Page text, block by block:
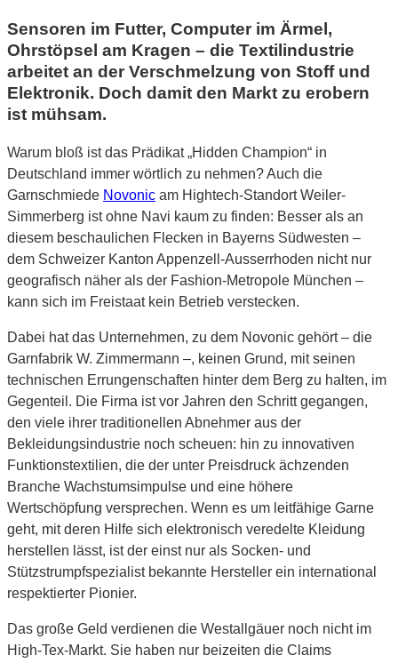
Sensoren im Futter, Computer im Ärmel,
Ohrstöpsel am Kragen – die Textilindustrie
arbeitet an der Verschmelzung von Stoff und
Elektronik. Doch damit den Markt zu erobern
ist mühsam.
Warum bloß ist das Prädikat „Hidden Champion“ in
Deutschland immer wörtlich zu nehmen? Auch die
Garnschmiede Novonic am Hightech-Standort Weiler-
Simmerberg ist ohne Navi kaum zu finden: Besser als an
diesem beschaulichen Flecken in Bayerns Südwesten –
dem Schweizer Kanton Appenzell-Ausserrhoden nicht nur
geografisch näher als der Fashion-Metropole München –
kann sich im Freistaat kein Betrieb verstecken.
Dabei hat das Unternehmen, zu dem Novonic gehört – die
Garnfabrik W. Zimmermann –, keinen Grund, mit seinen
technischen Errungenschaften hinter dem Berg zu halten, im
Gegenteil. Die Firma ist vor Jahren den Schritt gegangen,
den viele ihrer traditionellen Abnehmer aus der
Bekleidungsindustrie noch scheuen: hin zu innovativen
Funktionstextilien, die der unter Preisdruck ächzenden
Branche Wachstumsimpulse und eine höhere
Wertschöpfung versprechen. Wenn es um leitfähige Garne
geht, mit deren Hilfe sich elektronisch veredelte Kleidung
herstellen lässt, ist der einst nur als Socken- und
Stützstrumpfspezialist bekannte Hersteller ein international
respektierter Pionier.
Das große Geld verdienen die Westallgäuer noch nicht im
High-Tex-Markt. Sie haben nur beizeiten die Claims